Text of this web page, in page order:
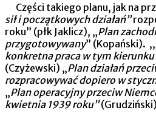
Części takiego planu, jak na
sił i początkowych działań”
roku” (płk Jaklicz), „Plan
przygotowywany” (Kopański). ,,
konkretna praca w tym kierunku
(Czyżewski) „Plan działań
rozpracowywać dopiero w
„Plan operacyjny przeciw
kwietnia 1939 roku”